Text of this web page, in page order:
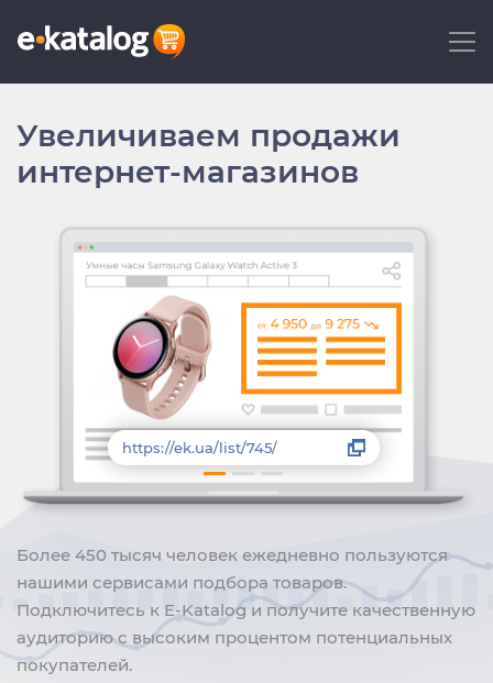
Увеличиваем продажи
интернет-магазинов
https://ek.ua/list/745/
Более 450 тысяч человек ежедневно пользуются
нашими сервисами подбора товаров.
Подключитесь к E-Katalog и получите качественную
аудиторию с высоким процентом потенциальных
покупателей.